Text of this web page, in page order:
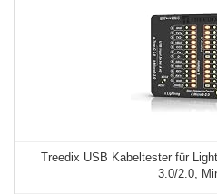
Treedix USB Kabeltester für
3.0/2.0,